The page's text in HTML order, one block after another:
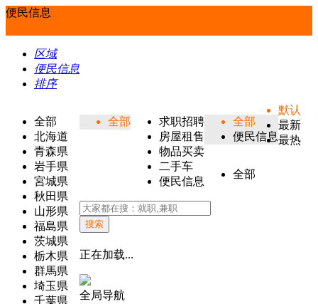
便民信息
区域
便民信息
排序
全部
北海道
青森県
岩手県
宮城県
秋田県
山形県
福島県
茨城県
栃木県
群馬県
埼玉県
千葉県
全部
求职招聘
房屋租售
物品买卖
二手车
便民信息
全部
便民信息
全部
默认
最新
最热
搜索
正在加载...
全局导航